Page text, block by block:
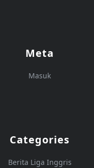
Meta
Masuk
Categories
Berita Liga Inggris